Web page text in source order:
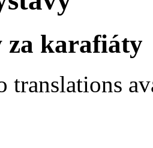
za karafiáty
translations